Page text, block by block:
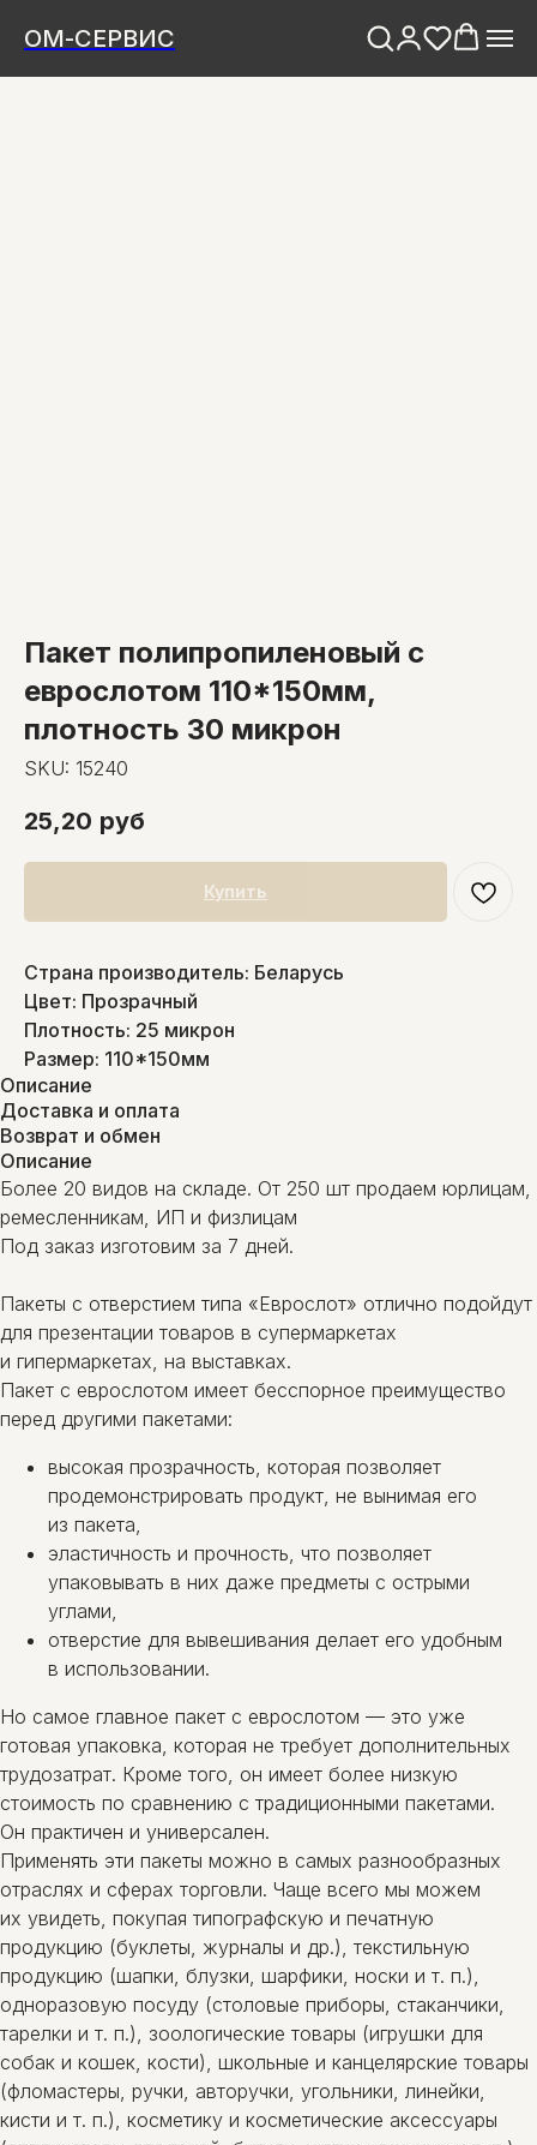
ОМ-СЕРВИС
Пакет полипропиленовый с
еврослотом 110*150мм,
плотность 30 микрон
SKU: 15240
25,20 руб
Купить
Страна производитель: Беларусь
Цвет: Прозрачный
Плотность: 25 микрон
Размер: 110*150мм
Описание
Доставка и оплата
Возврат и обмен
Описание
Более 20 видов на складе. От 250 шт продаем юрлицам,
ремесленникам, ИП и физлицам
Под заказ изготовим за 7 дней.
Пакеты с отверстием типа «Еврослот» отлично подойдут
для презентации товаров в супермаркетах
и гипермаркетах, на выставках.
Пакет с еврослотом имеет бесспорное преимущество
перед другими пакетами:
высокая прозрачность, которая позволяет
продемонстрировать продукт, не вынимая его
из пакета,
эластичность и прочность, что позволяет
упаковывать в них даже предметы с острыми
углами,
отверстие для вывешивания делает его удобным
в использовании.
Но самое главное пакет с еврослотом — это уже
готовая упаковка, которая не требует дополнительных
трудозатрат. Кроме того, он имеет более низкую
стоимость по сравнению с традиционными пакетами.
Он практичен и универсален.
Применять эти пакеты можно в самых разнообразных
отраслях и сферах торговли. Чаще всего мы можем
их увидеть, покупая типографскую и печатную
продукцию (буклеты, журналы и др.), текстильную
продукцию (шапки, блузки, шарфики, носки и т. п.),
одноразовую посуду (столовые приборы, стаканчики,
тарелки и т. п.), зоологические товары (игрушки для
собак и кошек, кости), школьные и канцелярские товары
(фломастеры, ручки, авторучки, угольники, линейки,
кисти и т. п.), косметику и косметические аксессуары